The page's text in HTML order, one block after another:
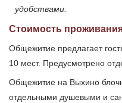
удобствами.
Стоимость
Общежитие предлагает
10 мест. Предусмотрено
Общежитие на Выхино
отдельными душевыми и